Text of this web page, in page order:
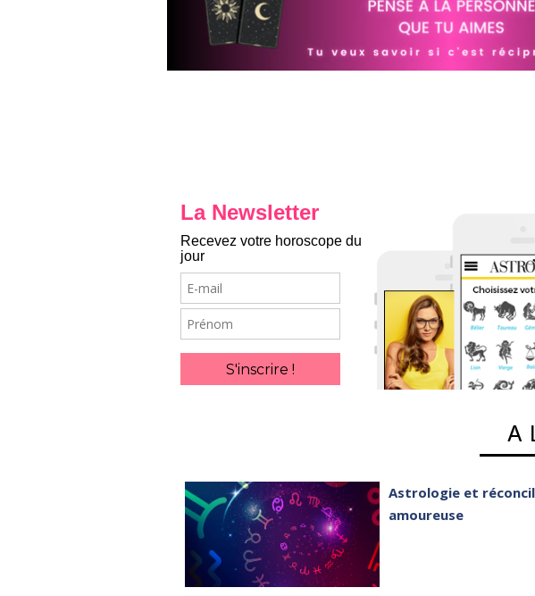
La Newsletter
Recevez votre horoscope du
jour
E-
mail
Prénom
S'inscrire !
A
Astrologie et
amoureuse